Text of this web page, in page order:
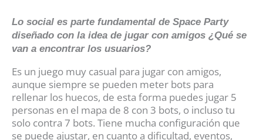
Lo social es parte fundamental de Space Party
diseñado con la idea de jugar con amigos ¿Qué se
van a encontrar los usuarios?
Es un juego muy casual para jugar con amigos,
aunque siempre se pueden meter bots para
rellenar los huecos, de esta forma puedes jugar 5
personas en el mapa de 8 con 3 bots, o incluso tu
solo contra 7 bots. Tiene mucha configuración que
se puede ajustar, en cuanto a dificultad, eventos,